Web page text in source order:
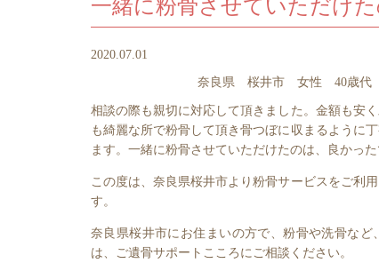
2020.07.01
奈良県 桜井市 女性 40歳
相談の際も親切に対応して頂きました。金額も安
も綺麗な所で粉骨して頂き骨つぼに収まるように
ます。一緒に粉骨させていただけたのは、良かった
この度は、奈良県桜井市より粉骨サービスをご利
す。
奈良県桜井市にお住まいの方で、粉骨や洗骨な
は、ご遺骨サポートこころにご相談ください。